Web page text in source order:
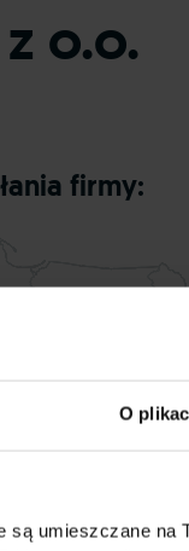
O
umieszczane na
o.o.
firmy: